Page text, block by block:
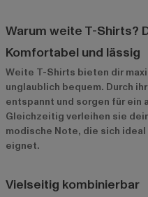
Warum weite T-Shirts?
Komfortabel und lässig
Weite T-Shirts bieten dir
unglaublich bequem. Durch
entspannt und sorgen für ein
Gleichzeitig verleihen sie
modische Note, die sich
eignet.
Vielseitig kombinierbar